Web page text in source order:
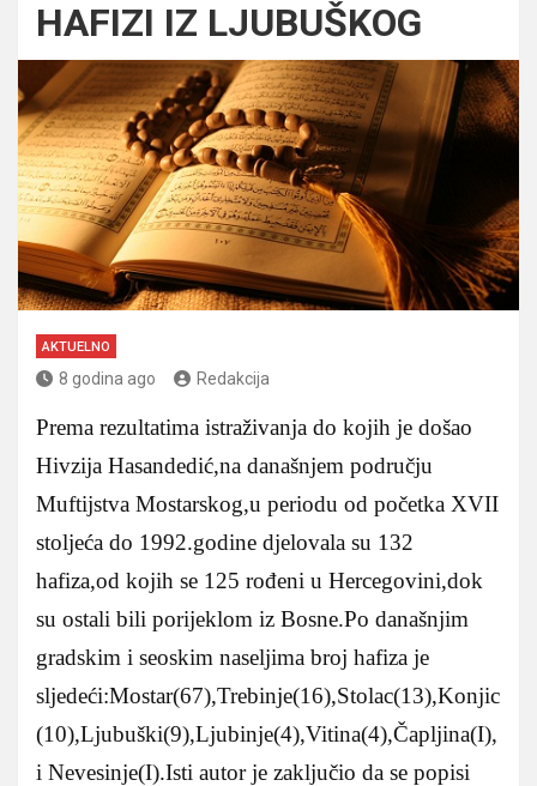
HAFIZI IZ LJUBUŠKOG
AKTUELNO
8 godina ago Redakcija
Prema rezultatima istraživanja do kojih je došao
Hivzija Hasandedić,na današnjem području
Muftijstva Mostarskog,u periodu od početka XVII
stoljeća do 1992.godine djelovala su 132
hafiza,od kojih se 125 rođeni u Hercegovini,dok
su ostali bili porijeklom iz Bosne.Po današnjim
gradskim i seoskim naseljima broj hafiza je
sljedeći:Mostar(67),Trebinje(16),Stolac(13),Konjic
(10),Ljubuški(9),Ljubinje(4),Vitina(4),Čapljina(I),
i Nevesinje(I).Isti autor je zaključio da se popisi